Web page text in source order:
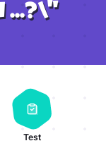
...?\"
Test